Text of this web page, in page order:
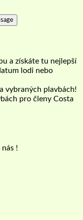
a získáte tu nejlepší
lodi nebo
vybraných plavbách!
pro členy Costa
!